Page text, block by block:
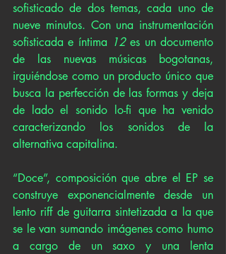
sofisticado de dos temas, cada uno de
nueve minutos. Con una instrumentación
sofisticada e íntima 12 es un documento
de las nuevas músicas bogotanas,
irguiéndose como un producto único que
busca la perfección de las formas y deja
de lado el sonido lo-fi que ha venido
caracterizando los sonidos de la
alternativa capitalina.
“Doce”, composición que abre el EP se
construye exponencialmente desde un
lento riff de guitarra sintetizada a la que
se le van sumando imágenes como humo
a cargo de un saxo y una lenta